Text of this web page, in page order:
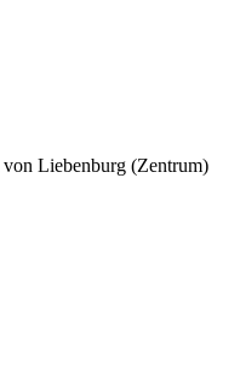
von Liebenburg (Zentrum)